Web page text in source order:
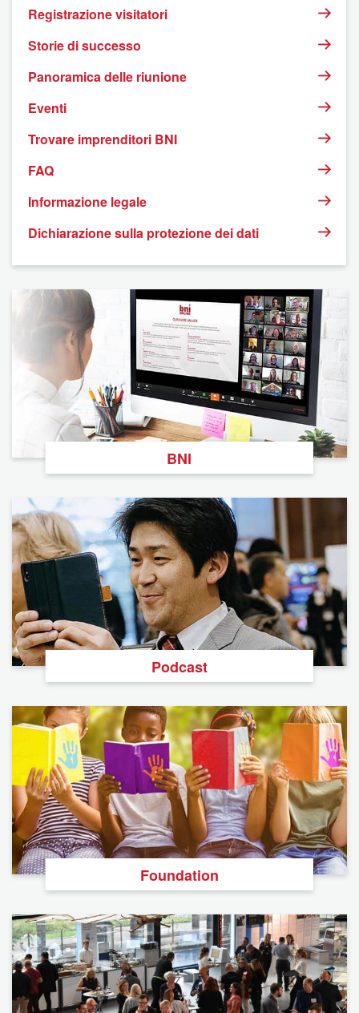
Registrazione visitatori
Storie di successo
Panoramica delle riunione
Eventi
Trovare imprenditori BNI
FAQ
Informazione legale
Dichiarazione sulla protezione dei dati
BNI
Podcast
Foundation